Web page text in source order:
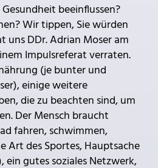
beeinflussen?
Wir tippen, Sie würden
uns DDr. Adrian Moser am
Impulsreferat verraten.
(je bunter und
einige weitere
die zu beachten sind, um
Der Mensch braucht
fahren, schwimmen,
Art des Sportes, Hauptsache
ein gutes soziales Netzwerk,